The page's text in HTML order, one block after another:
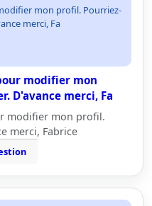
mon profil. Pourriez-
merci, Fa
modifier mon
D'avance merci, Fa
modifier mon profil.
merci, Fabrice